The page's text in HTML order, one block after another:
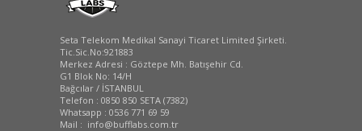
Seta Telekom Medikal Sanayi Ticaret Limited Şirketi.
Tic.Sic.No:921883
Merkez Adresi : Göztepe Mh. Batışehir Cd.
G1 Blok No: 14/H
Bağcılar / İSTANBUL
Telefon : 0850 850 SETA (7382)
Whatsapp : 0536 771 69 59
Mail : info@bufflabs.com.tr